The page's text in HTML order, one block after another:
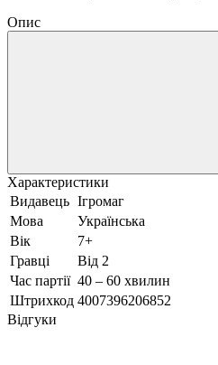
Опис
Характеристики
Видавець Ігромаг
Мова
Українська
Вік
7+
Гравці
Від 2
Час партії 40 – 60 хвилин
Штрихкод 4007396206852
Відгуки